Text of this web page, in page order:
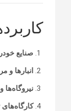
صنایع
انبارها و
کارگاه‌های